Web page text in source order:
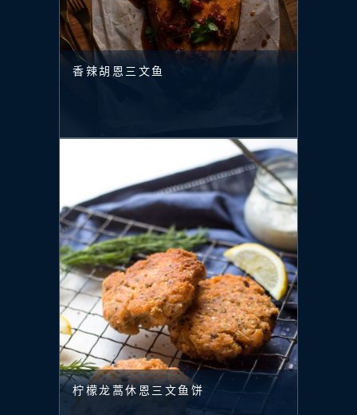
香辣胡恩三文鱼
柠檬龙蒿休恩三文鱼饼